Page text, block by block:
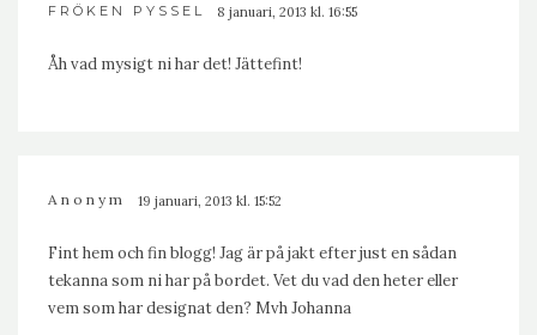
FRÖKEN PYSSEL 8 januari, 2013 kl. 16:55
Åh vad mysigt ni har det! Jättefint!
Anonym 19 januari, 2013 kl. 15:52
Fint hem och fin blogg! Jag är på jakt efter just en sådan
tekanna som ni har på bordet. Vet du vad den heter eller
vem som har designat den? Mvh Johanna